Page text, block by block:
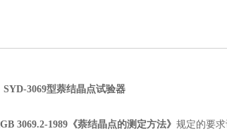
SYD-3069型萘结晶点试验器
3069.2-1989《萘结晶点的测定方法》 规定的要